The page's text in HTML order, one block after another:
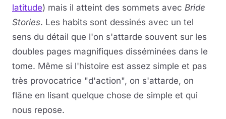
latitude) mais il atteint des sommets avec Bride
Stories. Les habits sont dessinés avec un tel
sens du détail que l'on s'attarde souvent sur les
doubles pages magnifiques disséminées dans le
tome. Même si l'histoire est assez simple et pas
très provocatrice "d'action", on s'attarde, on
flâne en lisant quelque chose de simple et qui
nous repose.